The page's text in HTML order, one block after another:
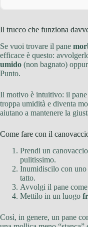
Il trucco che funziona
Se vuoi trovare il pane
efficace è questo:
umido (non bagnato)
Punto.
Il motivo è intuitivo: il
troppa umidità e diventa
aiutano a mantenere la
Come fare con il
Prendi un canovaccio
pulitissimo.
Inumidiscilo con uno
tatto.
Avvolgi il pane
Mettilo in un luogo
Così, in genere, un pane